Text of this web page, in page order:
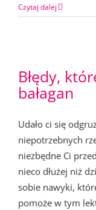
Czytaj dalej
Błędy,
bałagan
Udało ci się
niepotrzebnych
niezbędne Ci
nieco dłużej niż
sobie nawyki,
pomoże w tym